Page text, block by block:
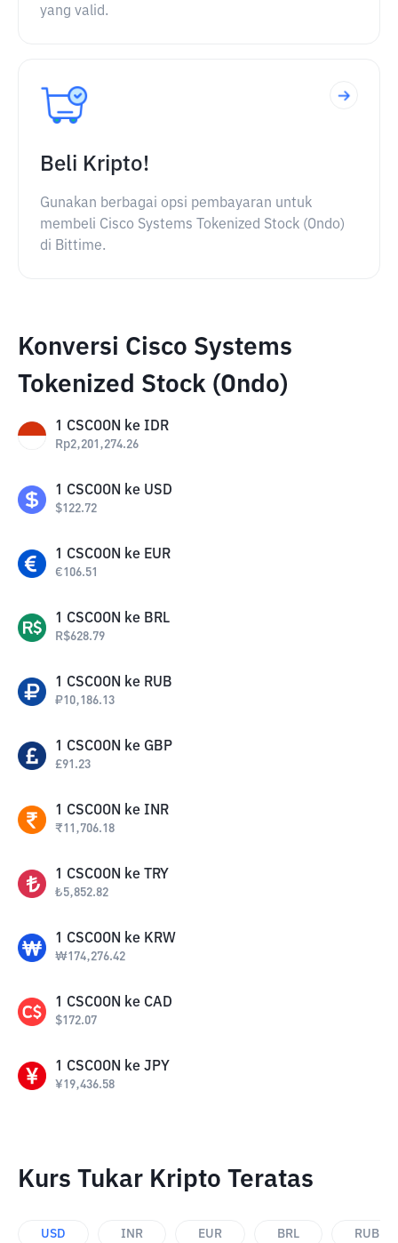
yang valid.
Beli Kripto!
Gunakan berbagai opsi pembayaran untuk
membeli Cisco Systems Tokenized Stock (Ondo)
di Bittime.
Konversi Cisco Systems
Tokenized Stock (Ondo)
1 CSCOON ke IDR
Rp2,201,274.26
1 CSCOON ke USD
$122.72
1 CSCOON ke EUR
€106.51
1 CSCOON ke BRL
R$628.79
1 CSCOON ke RUB
₽10,186.13
1 CSCOON ke GBP
£91.23
1 CSCOON ke INR
₹11,706.18
1 CSCOON ke TRY
₺5,852.82
1 CSCOON ke KRW
₩174,276.42
1 CSCOON ke CAD
$172.07
1 CSCOON ke JPY
¥19,436.58
Kurs Tukar Kripto Teratas
USD INR EUR BRL RUB